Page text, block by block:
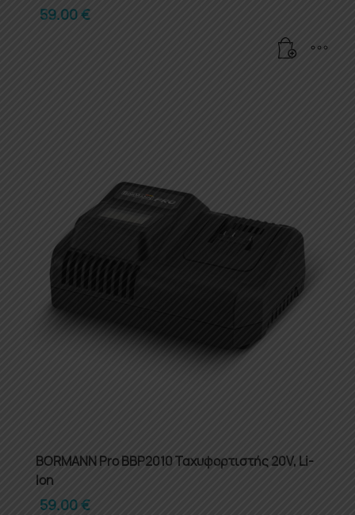
59.00€
BORMANN Pro BBP2010 Ταχυφορτιστής 20V, Li-
Ion
59.00€